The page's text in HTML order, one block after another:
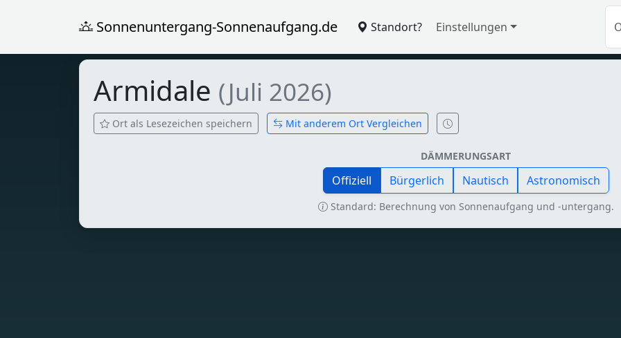
Sonnenuntergang-Sonnenaufgang.de Standort? Einstellungen
Armidale (Juli 2026)
Ort als Lesezeichen speichern Mit anderem Ort Vergleichen
DÄMMERUNGSART
Offiziell Bürgerlich Nautisch Astronomisch
Standard: Berechnung von Sonnenaufgang und -untergang.